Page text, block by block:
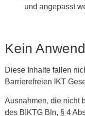
und angepasst
Kein
Diese Inhalte fallen
Barrierefreien IKT
Ausnahmen, die nicht
des BIKTG Bln, § 4